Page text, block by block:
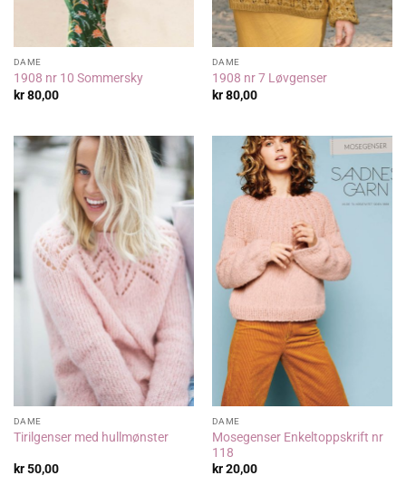
DAME
1908 nr 10 Sommersky
kr80,00
DAME
1908 nr 7 Løvgenser
kr80,00
DAME
Tirilgenser med hullmønster
kr50,00
DAME
Mosegenser Enkeltoppskrift nr
118
kr20,00